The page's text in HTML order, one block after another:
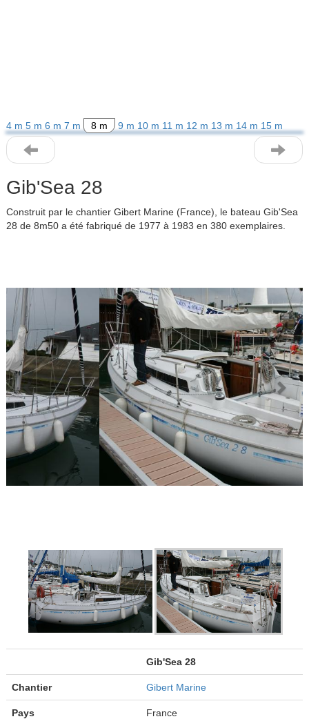
4 m 5 m 6 m 7 m 8 m 9 m 10 m 11 m 12 m 13 m 14 m 15 m
Gib'Sea 28
Construit par le chantier Gibert Marine (France), le bateau Gib'Sea
28 de 8m50 a été fabriqué de 1977 à 1983 en 380 exemplaires.
Gib'Sea 28
Chantier Gibert Marine
Pays France